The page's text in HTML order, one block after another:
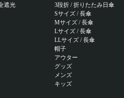
遮光
3段折 / 折りたたみ日傘
Sサイズ / 長傘
Mサイズ / 長傘
Lサイズ / 長傘
LLサイズ / 長傘
帽子
アウター
グッズ
メンズ
キッズ